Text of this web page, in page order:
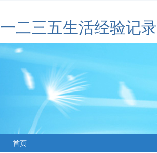
一二三五生活经验记录
首页